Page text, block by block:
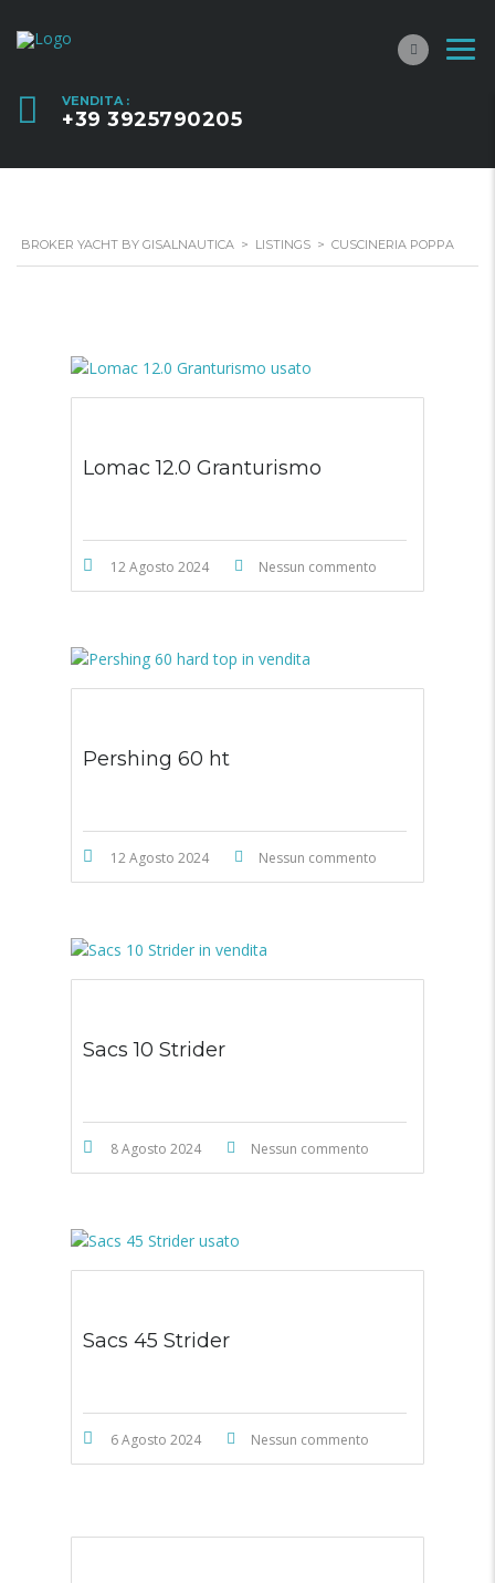
VENDITA :
+39 3925790205
BROKER YACHT BY GISALNAUTICA > LISTINGS > CUSCINERIA POPPA
Lomac 12.0 Granturismo
12 Agosto 2024 Nessun commento
Pershing 60 ht
12 Agosto 2024 Nessun commento
Sacs 10 Strider
8 Agosto 2024 Nessun commento
Sacs 45 Strider
6 Agosto 2024 Nessun commento